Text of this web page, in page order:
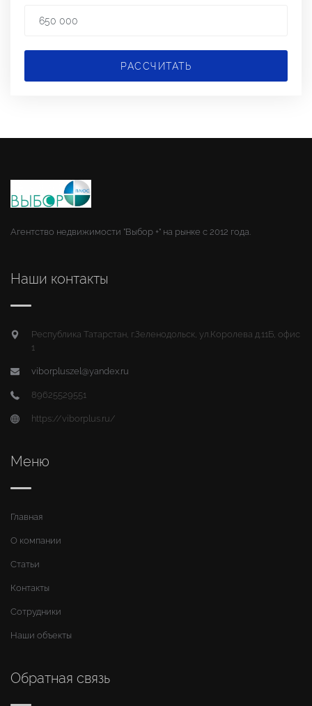
РАССЧИТАТЬ
Агентство недвижимости "Выбор +" на рынке с 2012 года.
Наши контакты
Республика Татарстан, г.Зеленодольск, ул.Королева д.11Б, офис
1
viborpluszel@yandex.ru
89625529551
https://viborplus.ru/
Меню
Главная
О компании
Статьи
Контакты
Сотрудники
Наши объекты
Обратная связь